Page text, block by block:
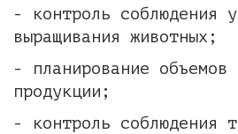
- контроль соблюдения
выращивания животных;
- планирование объемов
продукции;
- контроль соблюдения